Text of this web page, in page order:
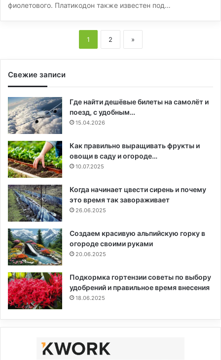
фиолетового. Платикодон также известен под…
1 2 »
Свежие записи
Где найти дешёвые билеты на самолёт и
поезд, с удобным…
15.04.2026
Как правильно выращивать фрукты и
овощи в саду и огороде…
10.07.2025
Когда начинает цвести сирень и почему
это время так завораживает
26.06.2025
Создаем красивую альпийскую горку в
огороде своими руками
20.06.2025
Подкормка гортензии советы по выбору
удобрений и правильное время внесения
18.06.2025